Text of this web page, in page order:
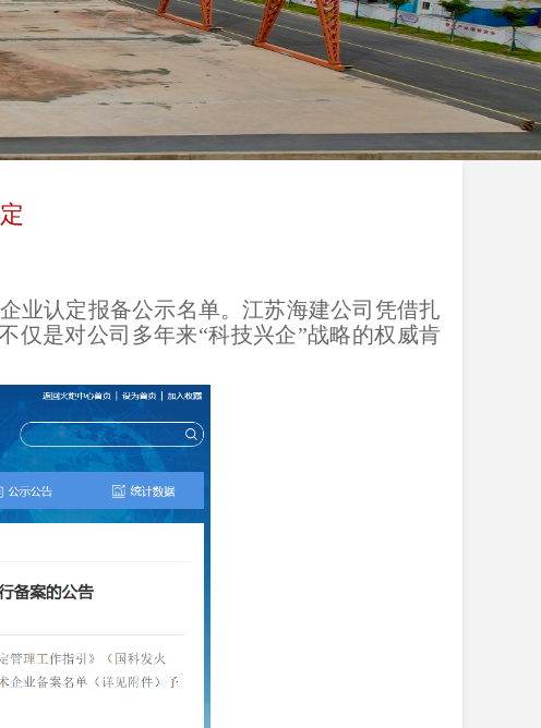
业认定报备公示名单。江苏海建公司凭借扎
仅是对公司多年来“科技兴企”战略的权威肯